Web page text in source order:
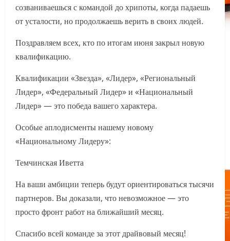
созваниваешься с командой до хрипоты, когда падаешь
от усталости, но продолжаешь верить в своих людей.
Поздравляем всех, кто по итогам июня закрыл новую
квалификацию.
Квалификации «Звезда», «Лидер», «Региональный
Лидер», «Федеральный Лидер» и «Национальный
Лидер» — это победа вашего характера.
Особые аплодисменты нашему новому
«Национальному Лидеру»:
Темчинская Иветта
На ваши амбиции теперь будут ориентироваться тысячи
партнеров. Вы доказали, что невозможное — это
просто фронт работ на ближайший месяц.
Спасибо всей команде за этот драйвовый месяц!